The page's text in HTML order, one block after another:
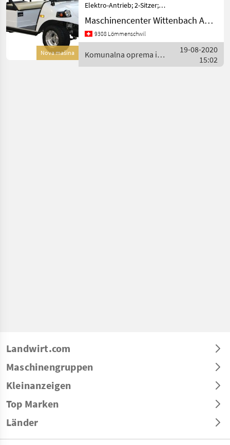
Nova mašina
Elektro-Antrieb; 2-Sitzer;
Sonnendach, 2-Halter für
Bags; Beleuchtungsanlage
mit Blinker, Frontscheibe
Scheibenwischer; max
Maschinencenter Wittenbach AG (Kommunaltechnik)
9308 Lömmenschwil
Komunalna oprema i
vozila / HDK
19-08-2020
15:02
Landwirt.com
Maschinengruppen
Kleinanzeigen
Top Marken
Länder